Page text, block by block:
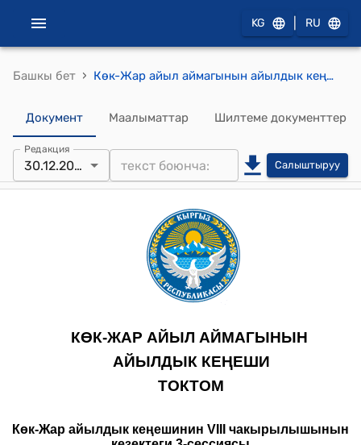
KG RU
Башкы бет › Көк-Жар айыл аймагынын айылдык кеңешинин 2024-жылдын 30-декабрындагы №3-4 “2025-жылга карата айыл аймагынын жарандарынын тамарка, айыл чарба багытындагы жана айыл чарба багытындагы эмес жер салыктарына жеңилдиктерди берүү жана коэфициенттерди белгилөө жөнүндө" токтому.
Документ Маалыматтар Шилтеме документтер
Редакция
30.12.2024 Салыштыруу